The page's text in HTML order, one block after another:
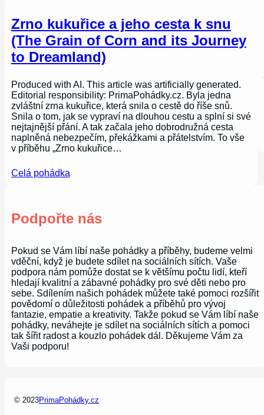
Zrno kukuřice a jeho cesta k snu
(The Grain of Corn and its Journey
to Dreamland)
Produced with AI. This article was artificially generated.
Editorial responsibility: PrimaPohádky.cz. Byla jedna
zvláštní zrna kukuřice, která snila o cestě do říše snů.
Snila o tom, jak se vypraví na dlouhou cestu a splní si své
nejtajnější přání. A tak začala jeho dobrodružná cesta
naplněná nebezpečím, překážkami a přátelstvím. To vše
v příběhu „Zrno kukuřice…
Celá pohádka
Podpořte nás
Pokud se Vám líbí naše pohádky a příběhy, budeme velmi
vděční, když je budete sdílet na sociálních sítích. Vaše
podpora nám pomůže dostat se k většímu počtu lidí, kteří
hledají kvalitní a zábavné pohádky pro své děti nebo pro
sebe. Sdílením našich pohádek můžete také pomoci rozšířit
povědomí o důležitosti pohádek a příběhů pro vývoj
fantazie, empatie a kreativity. Takže pokud se Vám líbí naše
pohádky, neváhejte je sdílet na sociálních sítích a pomoci
tak šířit radost a kouzlo pohádek dál. Děkujeme Vám za
Vaši podporu!
© 2023PrimaPohádky.cz